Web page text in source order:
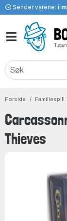
Sender varene: i
Forside Familiespill
Thieves